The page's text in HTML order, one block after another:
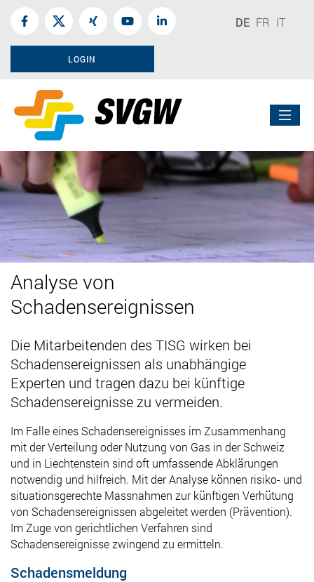
DE FR IT
LOGIN
Analyse von
Schadensereignissen
Die Mitarbeitenden des TISG wirken bei
Schadensereignissen als unabhängige
Experten und tragen dazu bei künftige
Schadensereignisse zu vermeiden.
Im Falle eines Schadensereignisses im Zusammenhang
mit der Verteilung oder Nutzung von Gas in der Schweiz
und in Liechtenstein sind oft umfassende Abklärungen
notwendig und hilfreich. Mit der Analyse können risiko- und
situationsgerechte Massnahmen zur künftigen Verhütung
von Schadensereignissen abgeleitet werden (Prävention).
Im Zuge von gerichtlichen Verfahren sind
Schadensereignisse zwingend zu ermitteln.
Schadensmeldung